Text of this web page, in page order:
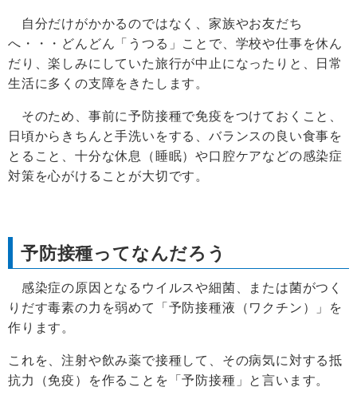
自分だけがかかるのではなく、家族やお友だち
へ・・・どんどん「うつる」ことで、学校や仕事を休ん
だり、楽しみにしていた旅行が中止になったりと、日常
生活に多くの支障をきたします。
そのため、事前に予防接種で免疫をつけておくこと、
日頃からきちんと手洗いをする、バランスの良い食事を
とること、十分な休息（睡眠）や口腔ケアなどの感染症
対策を心がけることが大切です。
予防接種ってなんだろう
感染症の原因となるウイルスや細菌、または菌がつく
りだす毒素の力を弱めて「予防接種液（ワクチン）」を
作ります。
これを、注射や飲み薬で接種して、その病気に対する抵
抗力（免疫）を作ることを「予防接種」と言います。